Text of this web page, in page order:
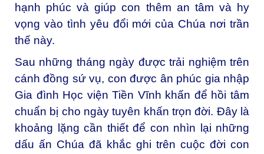
hạnh phúc và giúp con thêm an tâm và hy
vọng vào tình yêu đổi mới của Chúa nơi trần
thế này.
Sau những tháng ngày được trải nghiệm trên
cánh đồng sứ vụ, con được ân phúc gia nhập
Gia đình Học viện Tiền Vĩnh khấn để hồi tâm
chuẩn bị cho ngày tuyên khấn trọn đời. Đây là
khoảng lặng cần thiết để con nhìn lại những
dấu ấn Chúa đã khắc ghi trên cuộc đời con